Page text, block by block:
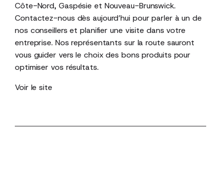
Côte-Nord, Gaspésie et Nouveau-Brunswick.
Contactez-nous dès aujourd’hui pour parler à un de
nos conseillers et planifier une visite dans votre
entreprise. Nos représentants sur la route sauront
vous guider vers le choix des bons produits pour
optimiser vos résultats.
Voir le site